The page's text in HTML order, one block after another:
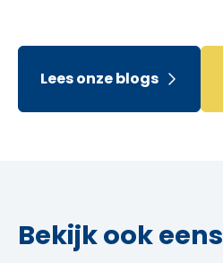
Lees onze blogs
Bekijk ook eens